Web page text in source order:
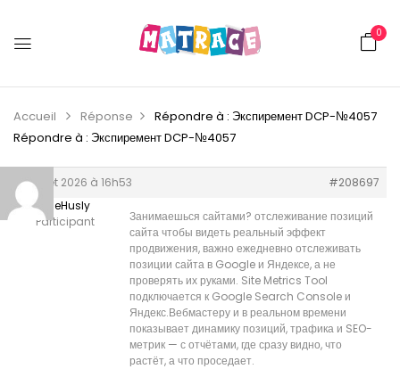
0
Accueil Réponse
Répondre à : Экспиремент DCP-№4057
Répondre à : Экспиремент DCP-№4057
8 juillet 2026 à 16h53
#208697
BruceHusly
Participant
Занимаешься сайтами? отслеживание позиций
сайта чтобы видеть реальный эффект
продвижения, важно ежедневно отслеживать
позиции сайта в Google и Яндексе, а не
проверять их руками. Site Metrics Tool
подключается к Google Search Console и
Яндекс.Вебмастеру и в реальном времени
показывает динамику позиций, трафика и SEO-
метрик — с отчётами, где сразу видно, что
растёт, а что проседает.